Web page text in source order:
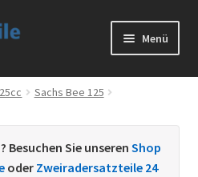
Menü
Sachs Bee 125
Besuchen Sie unseren Shop
oder Zweiradersatzteile 24